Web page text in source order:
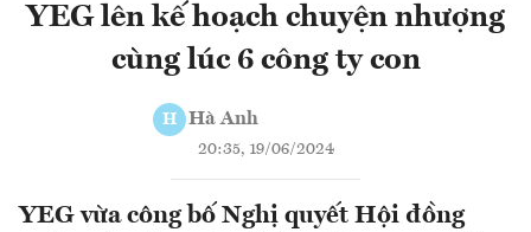
YEG lên kế hoạch chuyện nhượng
cùng lúc 6 công ty con
H Hà Anh
20:35, 19/06/2024
YEG vừa công bố Nghị quyết Hội đồng